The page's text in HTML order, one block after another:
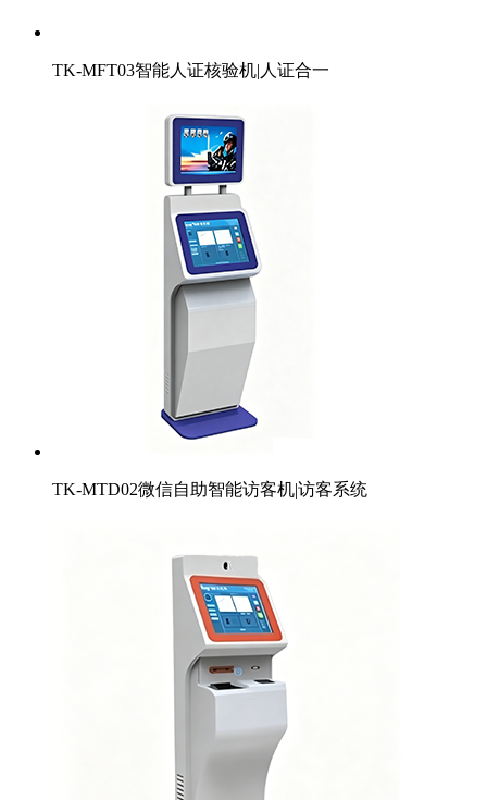
TK-MFT03智能人证核验机|人证合一
TK-MTD02微信自助智能访客机|访客系统